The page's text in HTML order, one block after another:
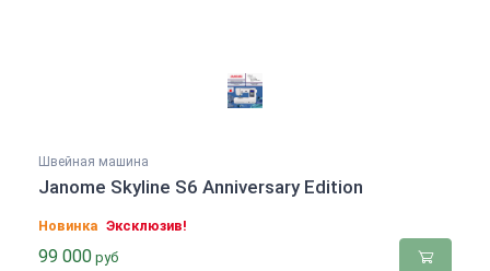
Швейная машина
Janome Skyline S6 Anniversary Edition
Новинка Эксклюзив!
99 000 руб